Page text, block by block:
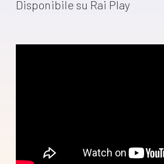
Disponibile su Rai Play